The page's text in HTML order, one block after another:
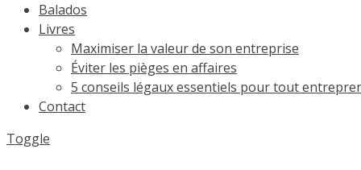
Balados
Livres
Maximiser la valeur de son entreprise
Éviter les pièges en affaires
5 conseils légaux essentiels pour tout
Contact
Toggle